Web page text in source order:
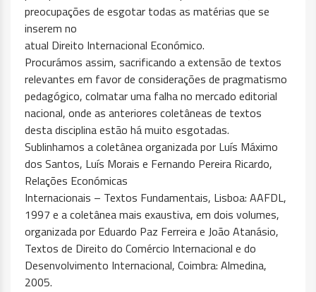
preocupações de esgotar todas as matérias que se
inserem no
atual Direito Internacional Económico.
Procurámos assim, sacrificando a extensão de textos
relevantes em favor de considerações de pragmatismo
pedagógico, colmatar uma falha no mercado editorial
nacional, onde as anteriores coletâneas de textos
desta disciplina estão há muito esgotadas.
Sublinhamos a coletânea organizada por Luís Máximo
dos Santos, Luís Morais e Fernando Pereira Ricardo,
Relações Económicas
Internacionais – Textos Fundamentais, Lisboa: AAFDL,
1997 e a coletânea mais exaustiva, em dois volumes,
organizada por Eduardo Paz Ferreira e João Atanásio,
Textos de Direito do Comércio Internacional e do
Desenvolvimento Internacional, Coimbra: Almedina,
2005.